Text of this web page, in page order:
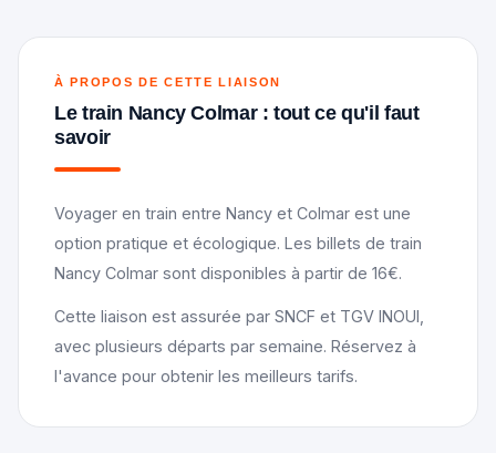
À PROPOS DE CETTE LIAISON
Le train Nancy Colmar : tout ce qu'il faut
savoir
Voyager en train entre Nancy et Colmar est une
option pratique et écologique. Les billets de train
Nancy Colmar sont disponibles à partir de 16€.
Cette liaison est assurée par SNCF et TGV INOUI,
avec plusieurs départs par semaine. Réservez à
l'avance pour obtenir les meilleurs tarifs.